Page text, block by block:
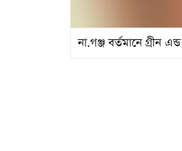
না.গঞ্জ বর্তমানে গ্রীন